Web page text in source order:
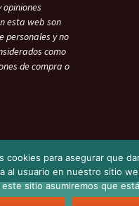
opiniones
esta web son
personales y no
como
de compra o
cookies para asegurar que
al usuario en nuestro sitio
sitio asumiremos que